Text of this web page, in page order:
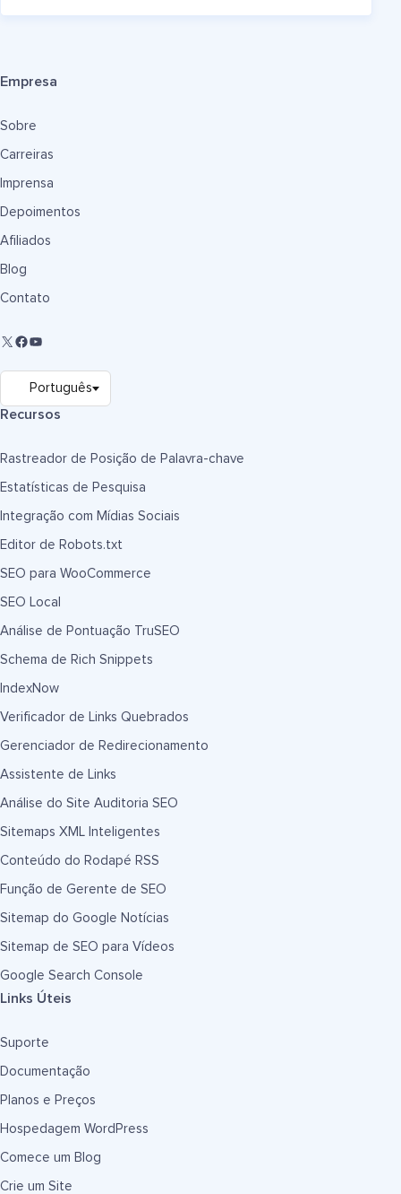
Empresa
Sobre
Carreiras
Imprensa
Depoimentos
Afiliados
Blog
Contato
Recursos
Rastreador de Posição de Palavra-chave
Estatísticas de Pesquisa
Integração com Mídias Sociais
Editor de Robots.txt
SEO para WooCommerce
SEO Local
Análise de Pontuação TruSEO
Schema de Rich Snippets
IndexNow
Verificador de Links Quebrados
Gerenciador de Redirecionamento
Assistente de Links
Análise do Site Auditoria SEO
Sitemaps XML Inteligentes
Conteúdo do Rodapé RSS
Função de Gerente de SEO
Sitemap do Google Notícias
Sitemap de SEO para Vídeos
Google Search Console
Links Úteis
Suporte
Documentação
Planos e Preços
Hospedagem WordPress
Comece um Blog
Crie um Site